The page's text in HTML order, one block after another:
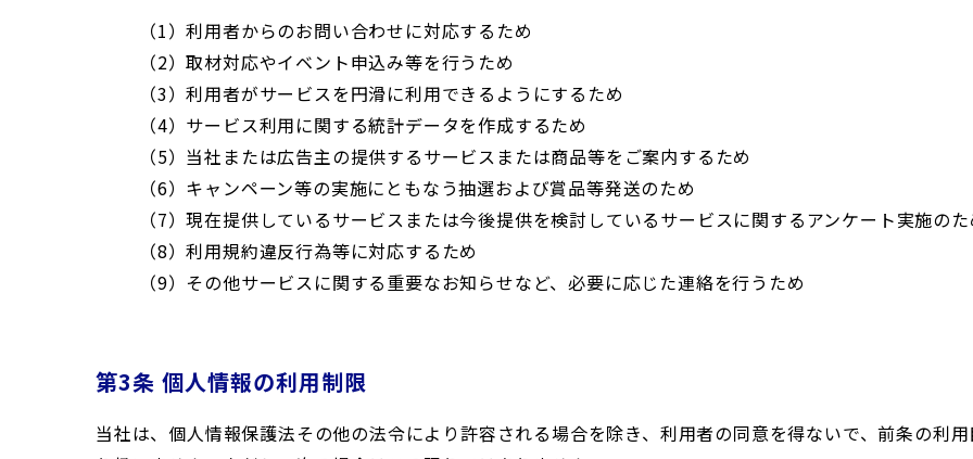
（1）利用者からのお問い合わせに対応するため
（2）取材対応やイベント申込み等を行うため
（3）利用者がサービスを円滑に利用できるようにするため
（4）サービス利用に関する統計データを作成するため
（5）当社または広告主の提供するサービスまたは商品等をご案内するため
（6）キャンペーン等の実施にともなう抽選および賞品等発送のため
（7）現在提供しているサービスまたは今後提供を検討しているサービスに関するアンケート実施の
（8）利用規約違反行為等に対応するため
（9）その他サービスに関する重要なお知らせなど、必要に応じた連絡を行うため
第3条 個人情報の利用制限
当社は、個人情報保護法その他の法令により許容される場合を除き、利用者の同意を得ないで、前条の利